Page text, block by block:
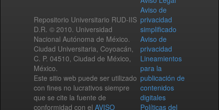
Repositorio Universitario RUD-IIS
D.R. © 2010. Universidad
Nacional Autónoma de México.
Ciudad Universitaria, Coyoacán,
C. P. 04510, Ciudad de México,
México.
Este sitio web puede ser utilizado
con fines no lucrativos siempre
que se cite la fuente de
conformidad con el AVISO
Aviso de
privacidad
simplificado
Aviso de
privacidad
Lineamientos
para la
publicación de
contenidos
digitales
Políticas del